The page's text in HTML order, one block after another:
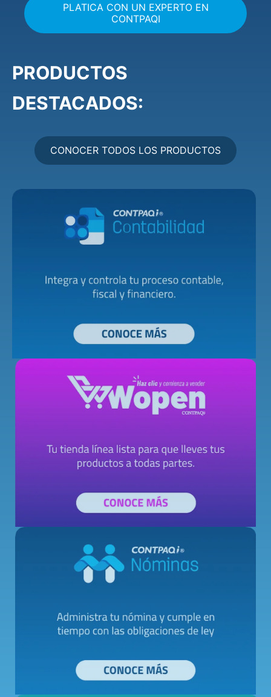
PLATICA CON UN EXPERTO EN
CONTPAQI
PRODUCTOS
DESTACADOS:
CONOCER TODOS LOS PRODUCTOS